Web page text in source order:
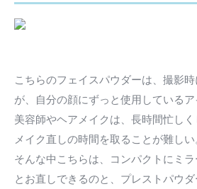
こちらのフェイスパウダーは、撮影
が、自分の顔にずっと使用しているア
美容師やヘアメイクは、長時間忙しく
メイク直しの時間を取ることが難しい
そんな中こちらは、コンパクトにミ
とお直しできるのと、プレストパウ